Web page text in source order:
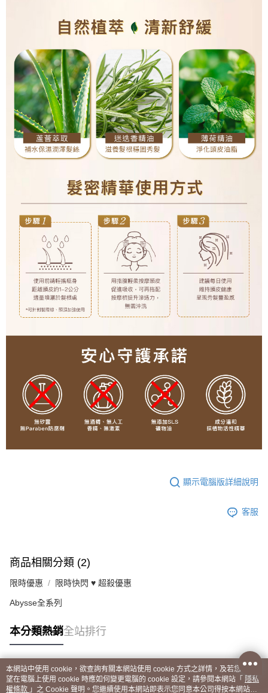
顯示電腦版詳細說明
客服
商品相關分類 (2)
限時優惠 限時快閃 ♥ 超殺優惠
Abysse全系列
本分類熱銷全站排行
熱門標籤
本網站中使用 cookie，欲查詢有關本網站使用 cookie 方式之詳情，及若您不希
望在電腦上使用 cookie 時應如何變更電腦的 cookie 設定，請參閱本網站「 隱私
權條款 」之 Cookie 聲明。您繼續使用本網站即表示您同意本公司得按本網站使